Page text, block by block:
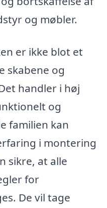
og møbler.
er ikke blot et
skabene og
handler i høj
og
familien kan
i montering
sikre, at alle
for
De vil tage